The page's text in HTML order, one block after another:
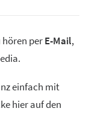
hören perE-Mail,
einfach mit
hier auf den